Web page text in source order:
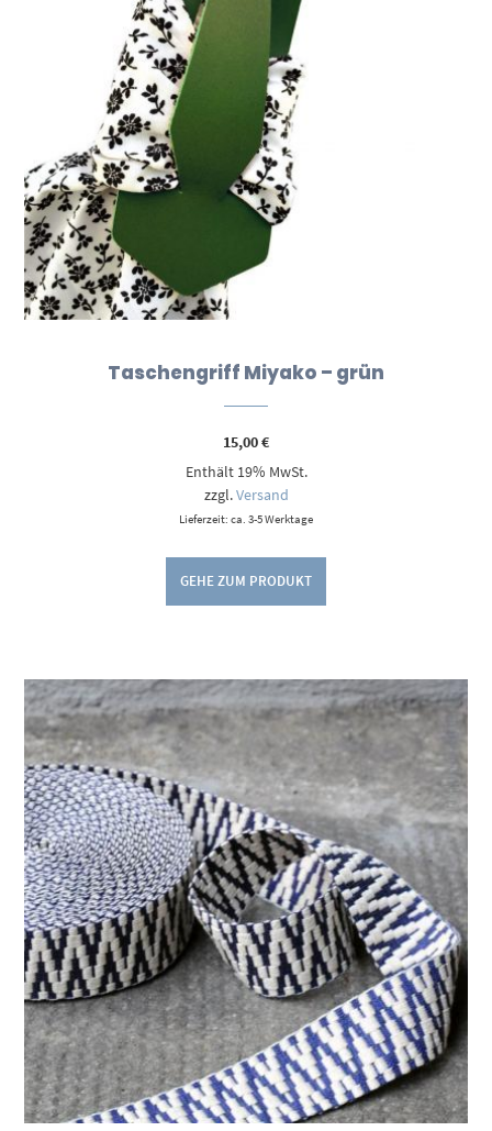
Taschengriff Miyako – grün
15,00€
Enthält 19% MwSt.
zzgl.Versand
Lieferzeit: ca. 3-5 Werktage
GEHE ZUM PRODUKT